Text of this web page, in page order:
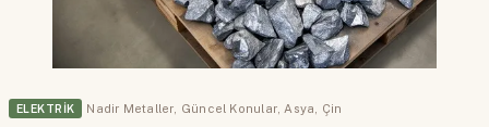
ELEKTRIK Nadir Metaller Güncel Konular Asya Çin